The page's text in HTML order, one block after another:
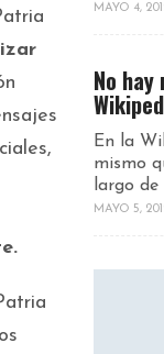
MAYO 4,
No
En la
mismo
largo de
MAYO 5,